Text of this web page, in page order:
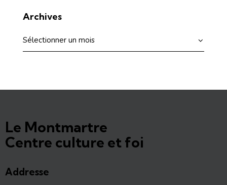
Archives
Le Montmartre
Centre culture et foi
Addresse